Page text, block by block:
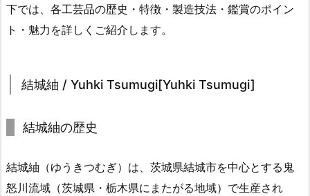
下では、各工芸品の歴史・特徴・製造技法・鑑賞のポイン
ト・魅力を詳しくご紹介します。
結城紬 / Yuhki Tsumugi[Yuhki Tsumugi]
結城紬の歴史
結城紬（ゆうきつむぎ）は、茨城県結城市を中心とする鬼
怒川流域（茨城県・栃木県にまたがる地域）で生産され